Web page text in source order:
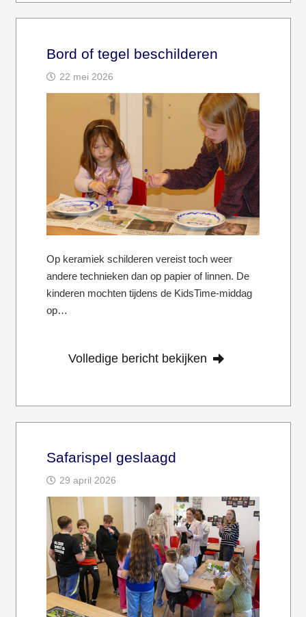
Bord of tegel beschilderen
22 mei 2026
Op keramiek schilderen vereist toch weer
andere technieken dan op papier of linnen. De
kinderen mochten tijdens de KidsTime-middag
op…
Volledige bericht bekijken
Safarispel geslaagd
29 april 2026